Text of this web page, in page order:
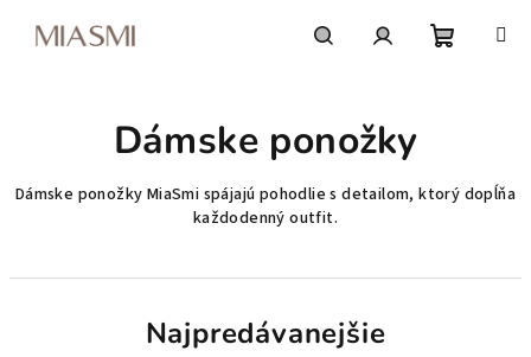
Dámske ponožky
Dámske ponožky MiaSmi spájajú pohodlie s detailom, ktorý dopĺňa
každodenný outfit.
Najpredávanejšie